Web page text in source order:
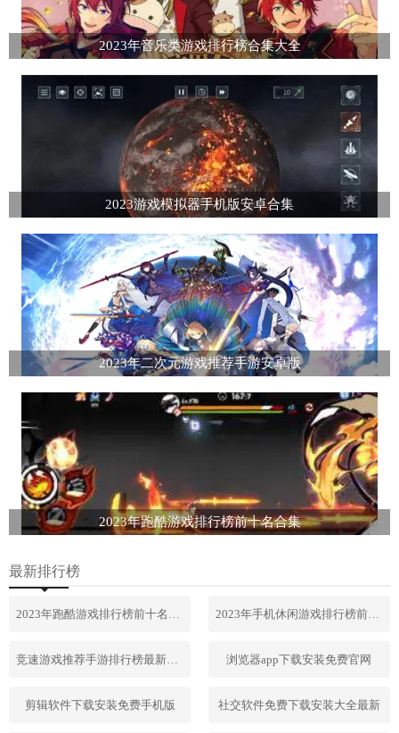
2023年音乐类游戏排行榜合集大全
2023游戏模拟器手机版安卓合集
2023年二次元游戏推荐手游安卓版
2023年跑酷游戏排行榜前十名合集
最新排行榜
2023年跑酷游戏排行榜前十名合集 2023年手机休闲游戏排行榜前十名
竞速游戏推荐手游排行榜最新2023 浏览器app下载安装免费官网
剪辑软件下载安装免费手机版 社交软件免费下载安装大全最新